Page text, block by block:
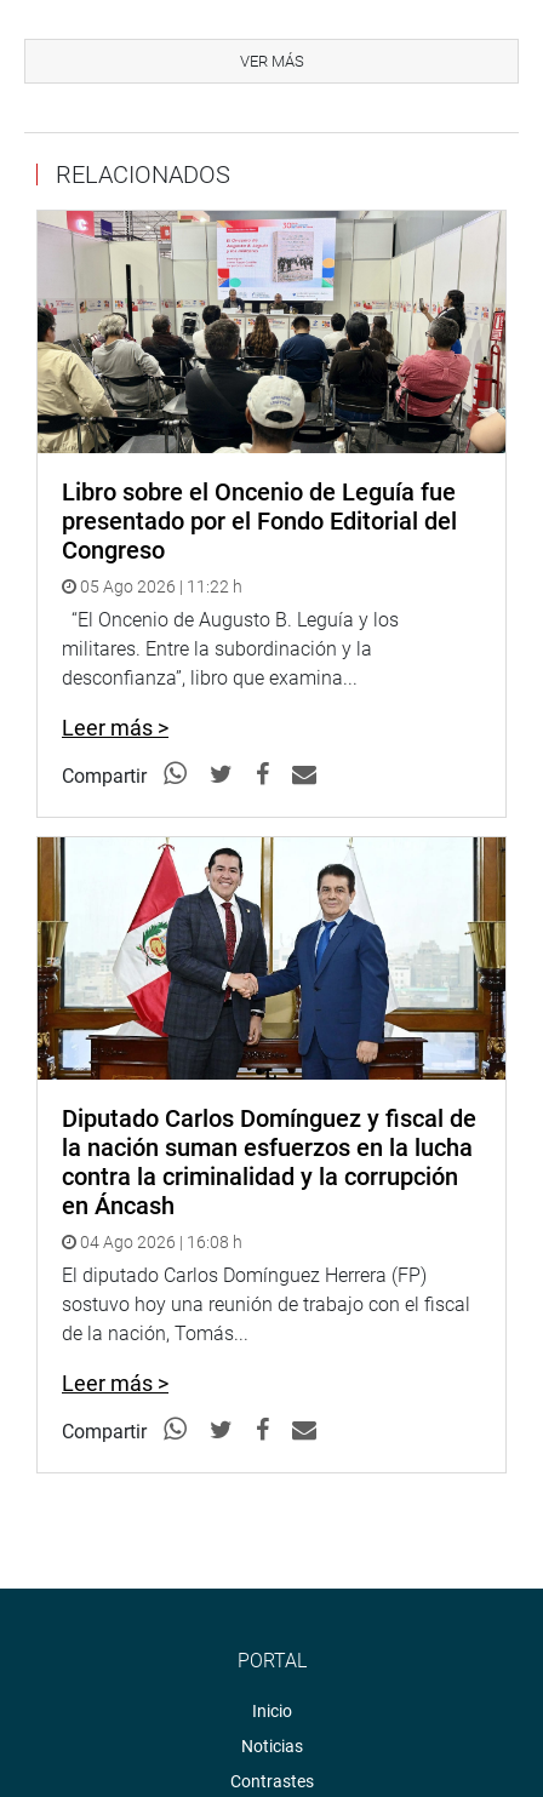
Comisión de Producción, Micro y Pequeña Empresa y
Cooperativas del Congreso de la República, Esdras
propuestas de normativas relacionadas al micro y
pequeño empresario, a la pesca artesanal e industrial, uso
de plásticos y la promoción de consumo de productos
hidrobiológicos.
VER MÁS
RELACIONADOS
Libro sobre el Oncenio de Leguía fue
presentado por el Fondo Editorial del
Congreso
05 Ago 2026 | 11:22 h
“El Oncenio de Augusto B. Leguía y los
militares. Entre la subordinación y la
desconfianza”, libro que examina...
Leer más >
Compartir
Diputado Carlos Domínguez y fiscal de
la nación suman esfuerzos en la lucha
contra la criminalidad y la corrupción
en Áncash
04 Ago 2026 | 16:08 h
El diputado Carlos Domínguez Herrera (FP)
sostuvo hoy una reunión de trabajo con el fiscal
de la nación, Tomás...
Leer más >
Compartir
PORTAL
Inicio
Noticias
Contrastes